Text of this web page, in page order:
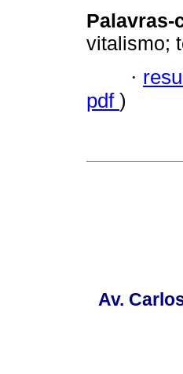
Palavras-
vitalismo;
·
pdf )
Av.